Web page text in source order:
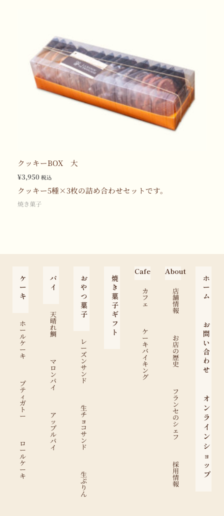
クッキーBOX 大
¥3,950 税込
クッキー5種×3枚の詰め合わせセットです。
焼き菓子
ケ
ー
キ
ホ
ー
ル
ケ
ー
キ
プ
テ
ィ
ガ
ト
ー
ロ
ー
ル
ケ
ー
キ
パ
イ
天
晴
れ
鯛
マ
ロ
ン
パ
イ
ア
ッ
プ
ル
パ
イ
お
や
つ
菓
子
レ
ー
ズ
ン
サ
ン
ド
生
チ
ョ
コ
サ
ン
ド
生
ぷ
り
ん
焼
き
菓
子
ギ
フ
ト
Cafe
カ
フ
ェ
ケ
ー
キ
バ
イ
キ
ン
グ
About
店
舗
情
報
お
店
の
歴
史
フ
ラ
ン
セ
の
シ
ェ
フ
採
用
情
報
ホ
ー
ム
お
問
い
合
わ
せ
オ
ン
ラ
イ
ン
シ
ョ
ッ
プ